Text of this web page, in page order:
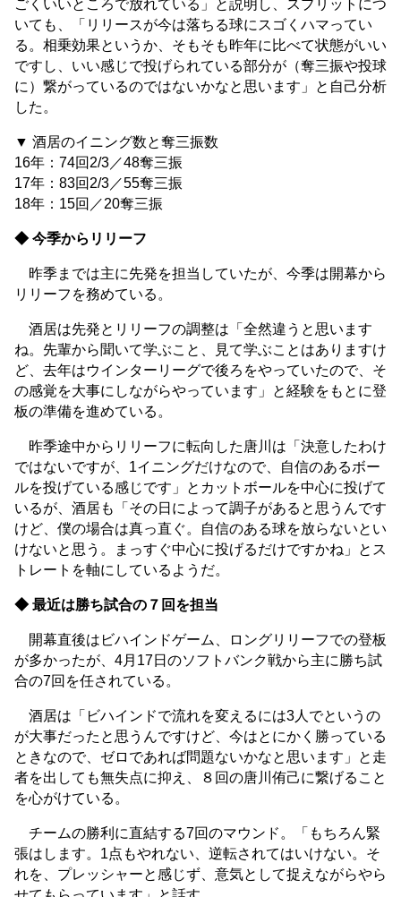
ごくいいところで放れている」と説明し、スプリットにつ
いても、「リリースが今は落ちる球にスゴくハマってい
る。相乗効果というか、そもそも昨年に比べて状態がいい
ですし、いい感じで投げられている部分が（奪三振や投球
に）繋がっているのではないかなと思います」と自己分析
した。
▼ 酒居のイニング数と奪三振数
16年：74回2/3／48奪三振
17年：83回2/3／55奪三振
18年：15回／20奪三振
◆ 今季からリリーフ
昨季までは主に先発を担当していたが、今季は開幕から
リリーフを務めている。
酒居は先発とリリーフの調整は「全然違うと思います
ね。先輩から聞いて学ぶこと、見て学ぶことはありますけ
ど、去年はウインターリーグで後ろをやっていたので、そ
の感覚を大事にしながらやっています」と経験をもとに登
板の準備を進めている。
昨季途中からリリーフに転向した唐川は「決意したわけ
ではないですが、1イニングだけなので、自信のあるボー
ルを投げている感じです」とカットボールを中心に投げて
いるが、酒居も「その日によって調子があると思うんです
けど、僕の場合は真っ直ぐ。自信のある球を放らないとい
けないと思う。まっすぐ中心に投げるだけですかね」とス
トレートを軸にしているようだ。
◆ 最近は勝ち試合の７回を担当
開幕直後はビハインドゲーム、ロングリリーフでの登板
が多かったが、4月17日のソフトバンク戦から主に勝ち試
合の7回を任されている。
酒居は「ビハインドで流れを変えるには3人でというの
が大事だったと思うんですけど、今はとにかく勝っている
ときなので、ゼロであれば問題ないかなと思います」と走
者を出しても無失点に抑え、８回の唐川侑己に繋げること
を心がけている。
チームの勝利に直結する7回のマウンド。「もちろん緊
張はします。1点もやれない、逆転されてはいけない。そ
れを、プレッシャーと感じず、意気として捉えながらやら